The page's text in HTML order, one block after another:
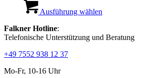
Ausführung wählen
Varianten
Falkner Hotline:
Telefonische Unterstützung und Beratung
+49 7552 938 12 37
Mo-Fr, 10-16 Uhr